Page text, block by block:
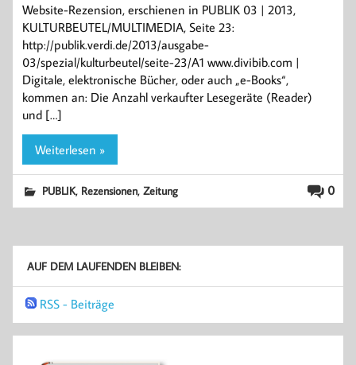
Website-Rezension, erschienen in PUBLIK 03 | 2013,
KULTURBEUTEL/MULTIMEDIA, Seite 23:
http://publik.verdi.de/2013/ausgabe-
03/spezial/kulturbeutel/seite-23/A1 www.divibib.com |
Digitale, elektronische Bücher, oder auch „e-Books“,
kommen an: Die Anzahl verkaufter Lesegeräte (Reader)
und […]
Weiterlesen »
0
PUBLIK, Rezensionen,Zeitung
AUF DEM LAUFENDEN BLEIBEN:
RSS - Beiträge